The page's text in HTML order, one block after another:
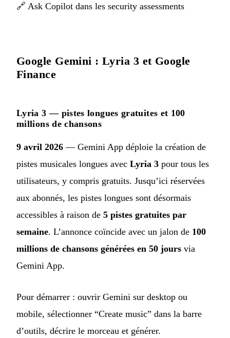
🔗 Ask Copilot dans les security assessments
Google Gemini : Lyria 3 et Google
Finance
Lyria 3 — pistes longues gratuites et 100
millions de chansons
9 avril 2026 — Gemini App déploie la création de
pistes musicales longues avec Lyria 3 pour tous les
utilisateurs, y compris gratuits. Jusqu’ici réservées
aux abonnés, les pistes longues sont désormais
accessibles à raison de 5 pistes gratuites par
semaine. L’annonce coïncide avec un jalon de 100
millions de chansons générées en 50 jours via
Gemini App.
Pour démarrer : ouvrir Gemini sur desktop ou
mobile, sélectionner “Create music” dans la barre
d’outils, décrire le morceau et générer.